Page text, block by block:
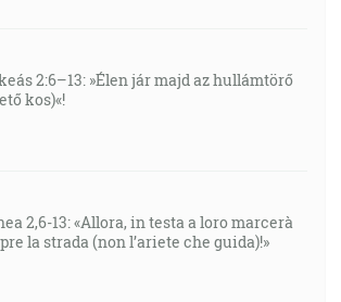
2:6–13: »Élen jár majd az hullámtörő
kos)«!
2,6-13: «Allora, in testa a loro marcerà
la strada (non l’ariete che guida)!»